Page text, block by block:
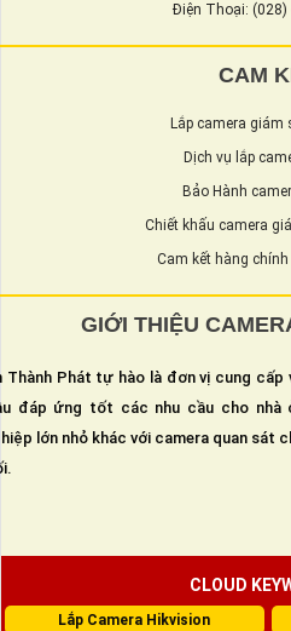
Điện Thoại: (028)
CAM
Lắp camera giám
Dịch vụ lắp
Bảo Hành
Chiết khấu camera
Cam kết hàng
GIỚI THIỆU
Thành Phát tự hào là đơn vị cung cấp
đáp ứng tốt các nhu cầu cho nhà
lớn nhỏ khác với camera quan sát
CLOUD
Lắp Camera Hikvision